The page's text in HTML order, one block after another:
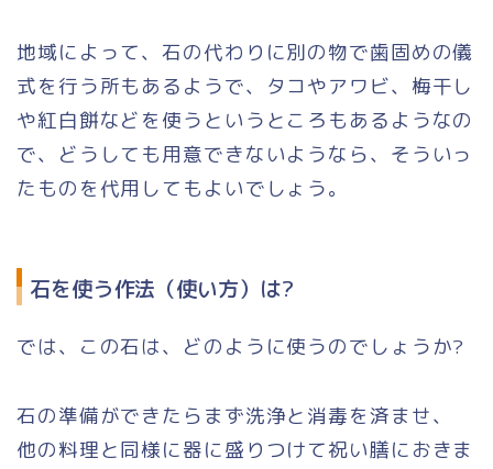
地域によって、石の代わりに別の物で歯固めの儀
式を行う所もあるようで、タコやアワビ、梅干し
や紅白餅などを使うというところもあるようなの
で、どうしても用意できないようなら、そういっ
たものを代用してもよいでしょう。
石を使う作法（使い方）は?
では、この石は、どのように使うのでしょうか?
石の準備ができたらまず洗浄と消毒を済ませ、
他の料理と同様に器に盛りつけて祝い膳におきま